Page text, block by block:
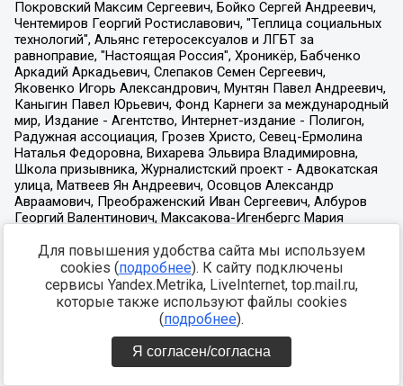
Для повышения удобства сайта мы используем
cookies (подробнее). К сайту подключены
сервисы Yandex.Metrika, LiveInternet, top.mail.ru,
которые также используют файлы cookies
(подробнее).
Я согласен/согласна